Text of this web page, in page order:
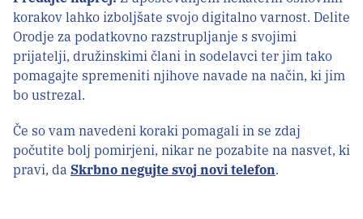
korakov lahko izboljšate svojo digitalno varnost. Delite
Orodje za podatkovno razstrupljanje s svojimi
prijatelji, družinskimi člani in sodelavci ter jim tako
pomagajte spremeniti njihove navade na način, ki jim
bo ustrezal.
Če so vam navedeni koraki pomagali in se zdaj
počutite bolj pomirjeni, nikar ne pozabite na nasvet, ki
pravi, da Skrbno negujte svoj novi telefon.